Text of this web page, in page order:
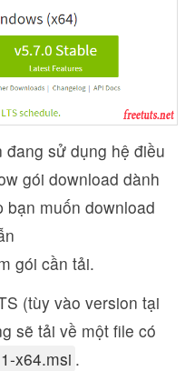
đang sử dụng hệ điều
gói download dành
bạn muốn download
gói cần tải.
(tùy vào version tại
sẽ tải về một file có
x64.msi .